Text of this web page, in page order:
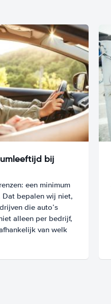
bij
een minimum
Dat bepalen wij niet,
die auto’s
alleen per bedrijf,
van welk